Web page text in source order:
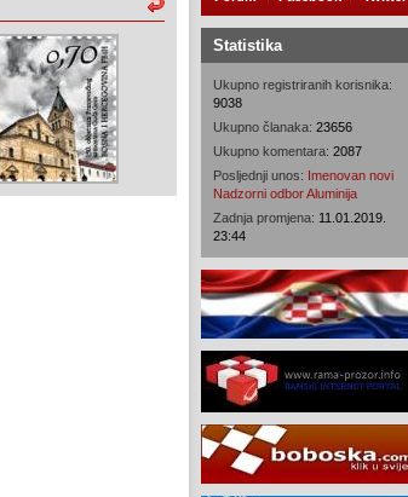
Statistika
Ukupno registriranih korisnika:
9038
Ukupno članaka: 23656
Ukupno komentara: 2087
Posljednji unos: Imenovan novi
Nadzorni odbor Aluminija
Zadnja promjena: 11.01.2019.
23:44